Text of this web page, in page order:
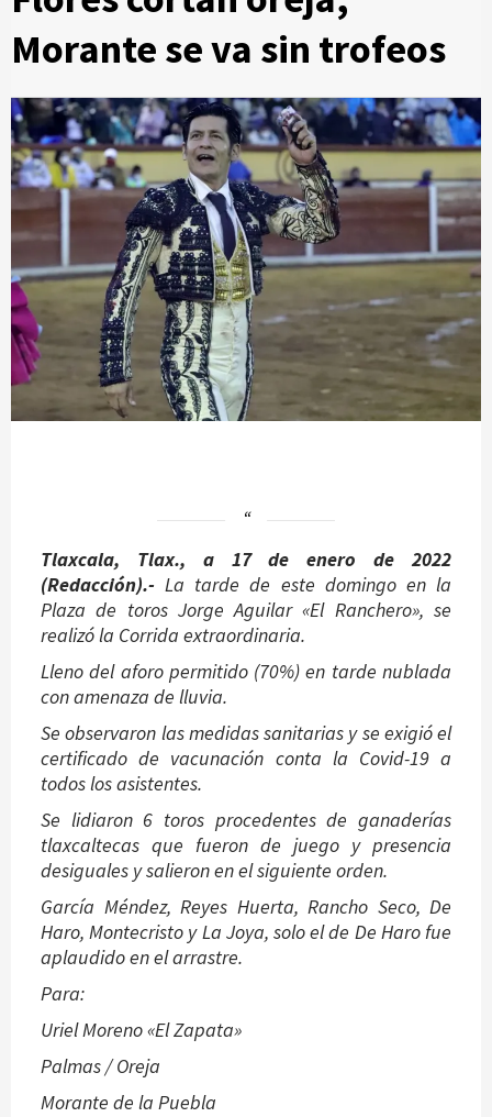
Morante se va sin trofeos
Tlaxcala, Tlax., a 17 de enero de 2022
(Redacción).-La tarde de este domingo en la
Plaza de toros Jorge Aguilar «El Ranchero», se
realizó la Corrida extraordinaria.
Lleno del aforo permitido (70%) en tarde nublada
con amenaza de lluvia.
Se observaron las medidas sanitarias y se exigió el
certificado de vacunación conta la Covid-19 a
todos los asistentes.
Se lidiaron 6 toros procedentes de ganaderías
tlaxcaltecas que fueron de juego y presencia
desiguales y salieron en el siguiente orden.
García Méndez, Reyes Huerta, Rancho Seco, De
Haro, Montecristo y La Joya, solo el de De Haro fue
aplaudido en el arrastre.
Para:
Uriel Moreno «El Zapata»
Palmas / Oreja
Morante de la Puebla